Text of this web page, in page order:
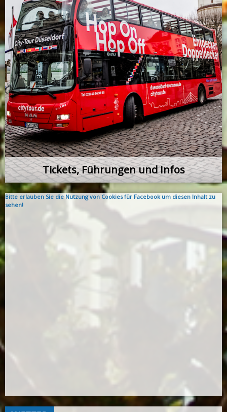
Tickets, Führungen und Infos
Bitte erlauben Sie die Nutzung von Cookies für Facebook um diesen Inhalt zu
sehen!